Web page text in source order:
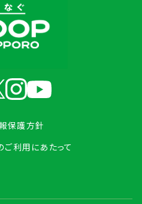
保護方針
利用にあたって